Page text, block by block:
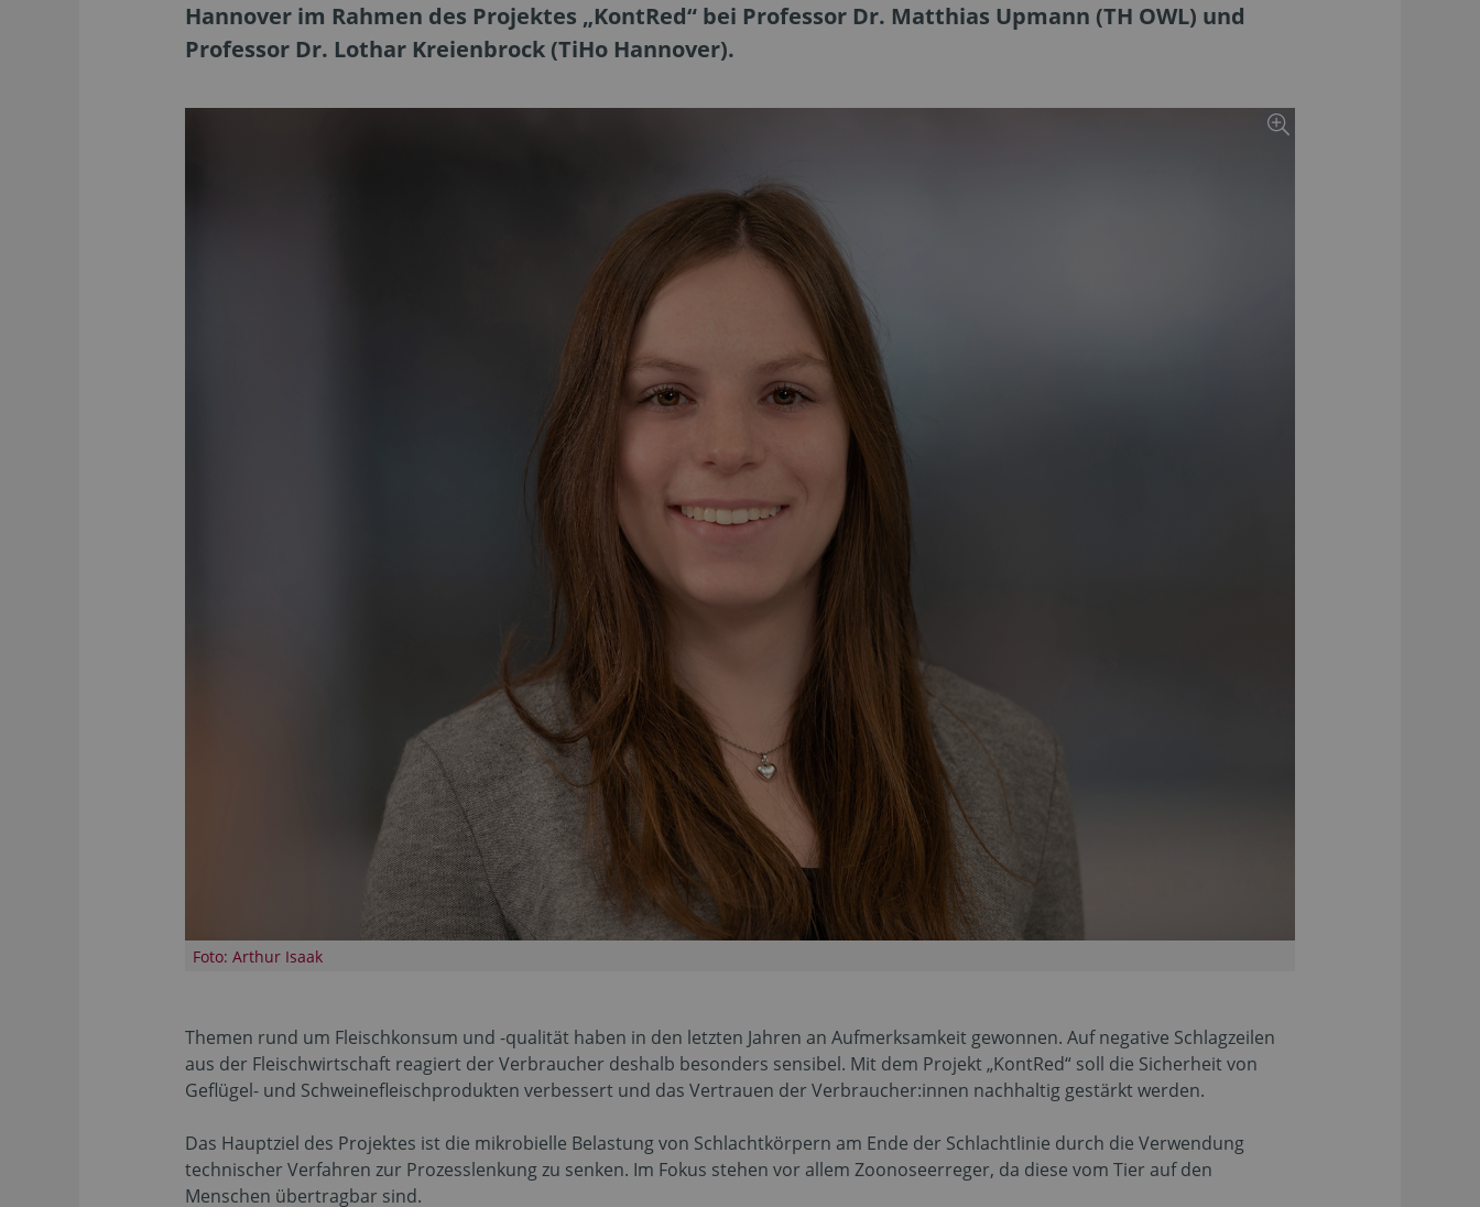
Hannover im Rahmen des Projektes „KontRed“ bei Professor Dr. Matthias Upmann (TH OWL) und
Professor Dr. Lothar Kreienbrock (TiHo Hannover).
Foto: Arthur Isaak
Themen rund um Fleischkonsum und -qualität haben in den letzten Jahren an Aufmerksamkeit gewonnen. Auf negative Schlagzeilen
aus der Fleischwirtschaft reagiert der Verbraucher deshalb besonders sensibel. Mit dem Projekt „KontRed“ soll die Sicherheit von
Geflügel- und Schweinefleischprodukten verbessert und das Vertrauen der Verbraucher:innen nachhaltig gestärkt werden.
Das Hauptziel des Projektes ist die mikrobielle Belastung von Schlachtkörpern am Ende der Schlachtlinie durch die Verwendung
technischer Verfahren zur Prozesslenkung zu senken. Im Fokus stehen vor allem Zoonoseerreger, da diese vom Tier auf den
Menschen übertragbar sind.